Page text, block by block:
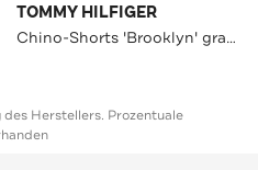
TOMMY HILFIGER
Chino-Shorts 'Brooklyn' graublau
Herstellers. Prozentuale